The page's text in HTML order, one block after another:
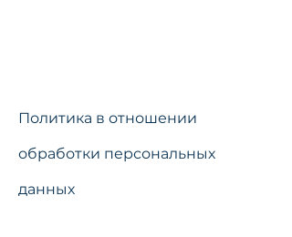
Политика в отношении
обработки персональных
данных